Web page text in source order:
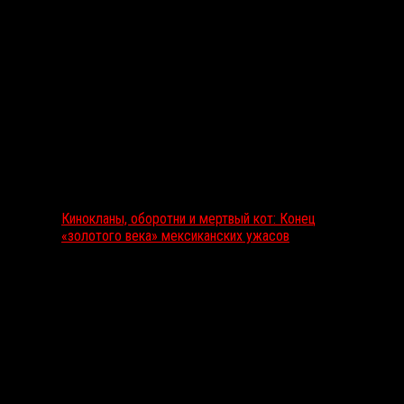
Кинокланы, оборотни и мертвый кот: Конец
«золотого века» мексиканских ужасов